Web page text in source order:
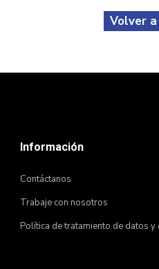
Volver
Información
Contáctanos
Trabaje con nosotros
Política de tratamiento de datos y